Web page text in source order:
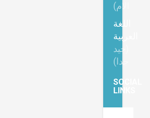
الام)
اللغة
العربية
(جيد
جدا)
SOCIAL
LINKS